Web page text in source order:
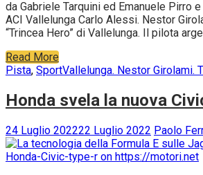
da Gabriele Tarquini ed Emanuele Pirro
ACI Vallelunga Carlo Alessi. Nestor
“Trincea Hero” di Vallelunga. Il pilota
Read More
Pista, SportVallelunga. Nestor Girolami.
Honda svela la nuova
24 Luglio 202222 Luglio 2022 Paolo